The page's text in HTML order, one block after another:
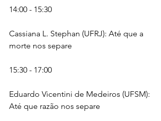
14:00 - 15:30
Cassiana L. Stephan (UFRJ): Até que a
morte nos separe
15:30 - 17:00
Eduardo Vicentini de Medeiros (UFSM):
Até que razão nos separe